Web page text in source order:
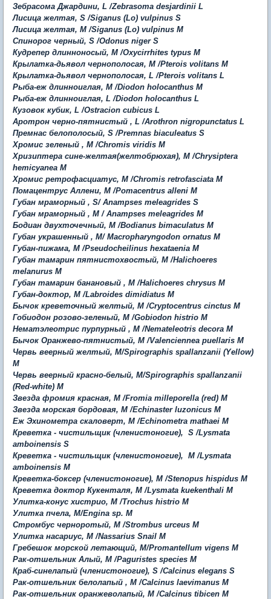
Зебрасома Джардини, L /Zebrasoma desjardinii L
Лисица желтая, S /Siganus (Lo) vulpinus S
Лисица желтая, M /Siganus (Lo) vulpinus M
Спинорог черный, S /Odonus nigerS
Кудрепер длинноносый, M /Oxycirrhites typus M
Крылатка-дьявол чернополосая, M /Pterois volitans M
Крылатка-дьявол чернополосая, L /Pterois volitans L
Рыба-еж длинноиглая, M /Diodon holocanthus M
Рыба-еж длинноиглая, L /Diodon holocanthus L
Кузовок кубик, L /Ostracion cubicus L
Аротрон черно-пятнистый , L /Arothron nigropunctatus L
Премнас белополосый, S /Premnas biaculeatus S
Хромис зеленый , M /Chromis viridis M
Хризиптера сине-желтая(желтобрюхая), M /Chrysiptera
hemicyanea M
Хромис ретрофасциатус, M /Chromis retrofasciata M
Помацентрус Аллени, M /Pomacentrus alleni M
Губан мраморный , S/ Anampses meleagrides S
Губан мраморный , М / Anampses meleagrides M
Бодиан двухточечный, M /Bodianus bimaculatus M
Губан украшенный , М/ Macropharyngodon ornatus M
Губан-пижама, M /Pseudocheilinus hexataenia M
Губан тамарин пятнистохвостый, М /Halichoeres
melanurus M
Губан тамарин банановый , M /Halichoeres chrysus M
Губан-доктор, M /Labroides dimidiatus M
Бычок креветочный желтый, M /Cryptocentrus cinctus M
Гобиодон розово-зеленый, M /Gobiodon histrio M
Нематэлеотрис пурпурный , M /Nemateleotris decora M
Бычок Оранжево-пятнистый, M /Valenciennea puellaris M
Червь веерный желтый, М/Spirographis spallanzanii (Yellow)
M
Червь веерный красно-белый, М/Spirographis spallanzanii
(Red-white) M
Звезда фромия красная, M /Fromia milleporella (red) M
Звезда морская бордовая, М /Echinaster luzonicus M
Еж Эхинометра скаловерт, М /Echinometra mathaei M
Креветка - чистильщик (членистоногие), S /Lysmata
amboinensis S
Креветка - чистильщик (членистоногие), M /Lysmata
amboinensis M
Креветка-боксер (членистоногие), М /Stenopus hispidus M
Креветка доктор Кукенталя, M /Lysmata kuekenthali M
Улитка-конус хистрио, M /Trochus histrio M
Улитка пчела, M/Engina sp. M
Стромбус черноротый, M /Strombus urceus M
Улитка насариус, M /Nassarius Snail M
Гребешок морской летающий, M/Promantellum vigens M
Рак-отшельник Алый, М /Paguristes species M
Краб-синелапый (членистоногие), S /Calcinus elegans S
Рак-отшельник белолапый , М /Calcinus laevimanus M
Рак-отшельник оранжеволапый, М /Calcinus tibicen M